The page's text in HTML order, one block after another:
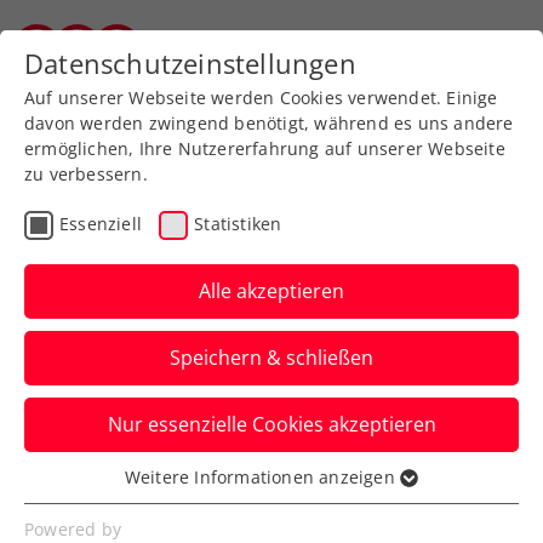
Zurück zur Newsübersicht
ATP
Der Titelverteidiger fehlt
in Kitzbühel
Nach einem Reitunfall muss Roberto
Bautista Agut für das Generali Open
absagen.
Verfasst von: Presseaussendung, 27.07.2023
Datenschutzeinstellungen
Auf unserer Webseite werden Cookies verwendet. Einige
davon werden zwingend benötigt, während es uns andere
ermöglichen, Ihre Nutzererfahrung auf unserer Webseite
zu verbessern.
Essenziell Statistiken
Alle akzeptieren
Speichern & schließen
Nur essenzielle Cookies akzeptieren
Essenziell
Essenzielle Cookies werden für grundlegende
Weitere Informationen anzeigen
Powered by